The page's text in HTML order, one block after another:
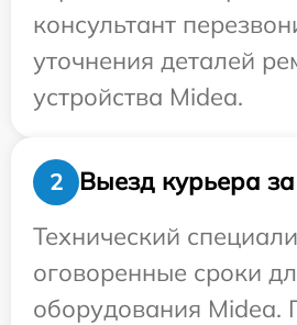
консультант
уточнения деталей
устройства Midea.
2
Выезд курьера
Технический
оговоренные сроки
оборудования Midea.